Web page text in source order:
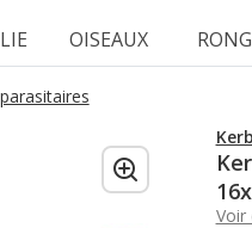
OISEAUX
Voir